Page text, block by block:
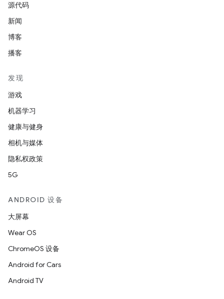
源代码
新闻
博客
播客
发现
游戏
机器学习
健康与健身
相机与媒体
隐私权政策
5G
ANDROID 设备
大屏幕
Wear OS
ChromeOS 设备
Android for Cars
Android TV